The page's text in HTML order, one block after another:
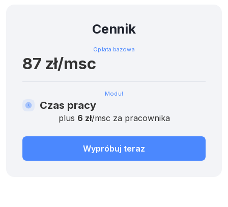
Cennik
Opłata bazowa
87 zł/msc
Moduł
Czas pracy
plus 6 zł/msc za pracownika
Wypróbuj teraz